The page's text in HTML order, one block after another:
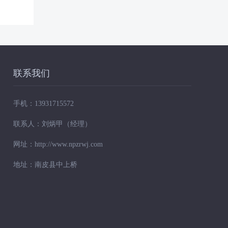
联系我们
手机： 13931715572
联系人： 刘炳甲（经理）
网址： http://www.npzrwj.com
地址： 南皮县中上桥